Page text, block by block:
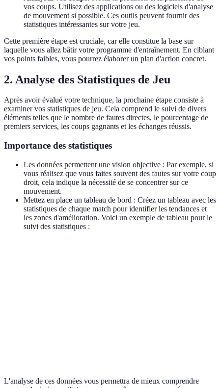
vos coups. Utilisez des applications ou des logiciels d'analyse
de mouvement si possible. Ces outils peuvent fournir des
statistiques intéressantes sur votre jeu.
Cette première étape est cruciale, car elle constitue la base sur
laquelle vous allez bâtir votre programme d'entraînement. En ciblant
vos points faibles, vous pourrez élaborer un plan d'action concret.
2. Analyse des Statistiques de Jeu
Après avoir évalué votre technique, la prochaine étape consiste à
examiner vos statistiques de jeu. Cela comprend le suivi de divers
éléments telles que le nombre de fautes directes, le pourcentage de
premiers services, les coups gagnants et les échanges réussis.
Importance des statistiques
Les données permettent une vision objective : Par exemple, si
vous réalisez que vous faites souvent des fautes sur votre coup
droit, cela indique la nécessité de se concentrer sur ce
mouvement.
Mettez en place un tableau de bord : Créez un tableau avec les
statistiques de chaque match pour identifier les tendances et
les zones d'amélioration. Voici un exemple de tableau pour le
suivi des statistiques :
L'analyse de ces données vous permettra de mieux comprendre